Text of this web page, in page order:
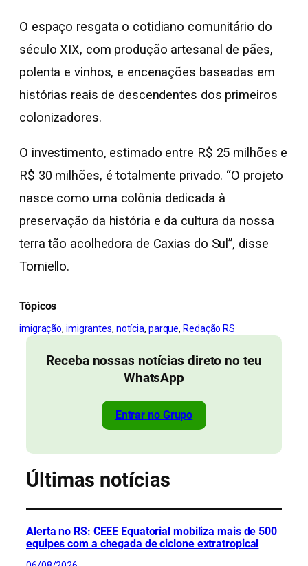
O espaço resgata o cotidiano comunitário do
século XIX, com produção artesanal de pães,
polenta e vinhos, e encenações baseadas em
histórias reais de descendentes dos primeiros
colonizadores.
O investimento, estimado entre R$ 25 milhões e
R$ 30 milhões, é totalmente privado. “O projeto
nasce como uma colônia dedicada à
preservação da história e da cultura da nossa
terra tão acolhedora de Caxias do Sul”, disse
Tomiello.
Tópicos
imigração, imigrantes, notícia, parque, Redação RS
Receba nossas notícias direto no teu
WhatsApp
Entrar no Grupo
Últimas notícias
Alerta no RS: CEEE Equatorial mobiliza mais de 500
equipes com a chegada de ciclone extratropical